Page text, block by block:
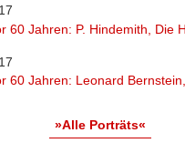
60 Jahren: P. Hindemith, Die
60 Jahren: Leonard
»Alle Porträts«